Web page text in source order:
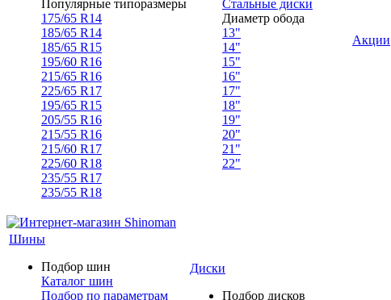
Популярные типоразмеры
175/65 R14
185/65 R14
185/65 R15
195/60 R16
215/65 R16
225/65 R17
195/65 R15
205/55 R16
215/55 R16
215/60 R17
225/60 R18
235/55 R17
235/55 R18
Стальные диски
Диаметр обода
13"
14"
15"
16"
17"
18"
19"
20"
21"
22"
Акции
Шины
Подбор шин
Каталог шин
Подбор по параметрам
Диски
Подбор дисков